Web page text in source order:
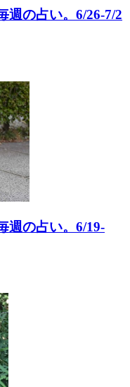
週の占い。6/26-7/2
週の占い。6/19-